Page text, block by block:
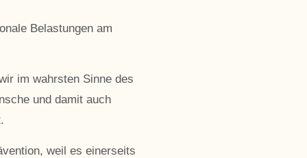
Belastungen am
im wahrsten Sinne des
und damit auch
weil es einerseits